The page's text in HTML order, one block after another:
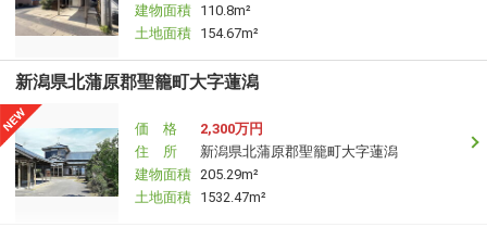
建物面積 110.8m²
土地面積 154.67m²
新潟県北蒲原郡聖籠町大字蓮潟
価 格
2,300万円
住 所
新潟県北蒲原郡聖籠町大字蓮潟
建物面積 205.29m²
土地面積 1532.47m²